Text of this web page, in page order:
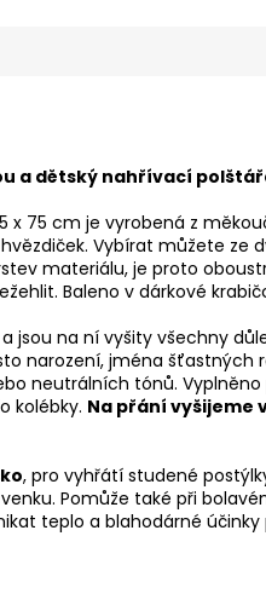
a dětský nahřívací
x 75 cm je vyrobená z
Vybírat můžete ze
materiálu, je proto
Baleno v dárkové
a jsou na ní vyšity všechny
narození, jména šťastných
neutrálních tónů.
kolébky. Na přání vyšijeme
, pro vyhřátí studené
Pomůže také při
teplo a blahodárné účinky